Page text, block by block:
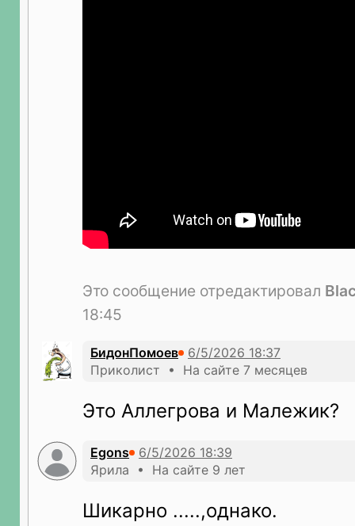
Это сообщение отредактировал
18:45
БидонПомоев
Приколист • На сайте 7 месяцев
Это Аллегрова и Малежик?
Egons
Ярила • На сайте 9 лет
Шикарно .....,однако.